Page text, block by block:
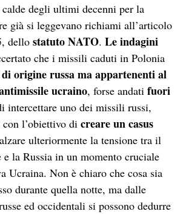
degli ultimi decenni per la
già si leggevano richiami all’articolo
dellostatuto NATO.Le indagini
che i missili caduti in Polonia
di origine russa ma appartenenti al
ucraino, forse andatifuori
intercettare uno dei missili russi,
con l’obiettivo dicreare un casus
ulteriormente la tensione tra il
la Russia in un momento cruciale
Ucraina. Non è chiaro che cosa sia
durante quella notte, ma dalle
ed occidentali si possono dedurre